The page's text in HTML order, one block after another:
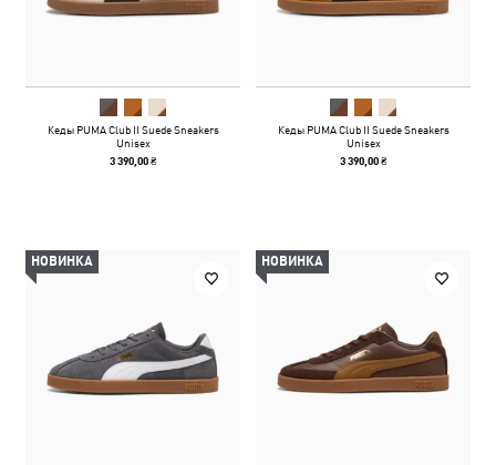
Кеды PUMA Club II Suede Sneakers
Unisex
3 390,00 ₴
Кеды PUMA Club II Suede Sneakers
Unisex
3 390,00 ₴
НОВИНКА НОВИНКА